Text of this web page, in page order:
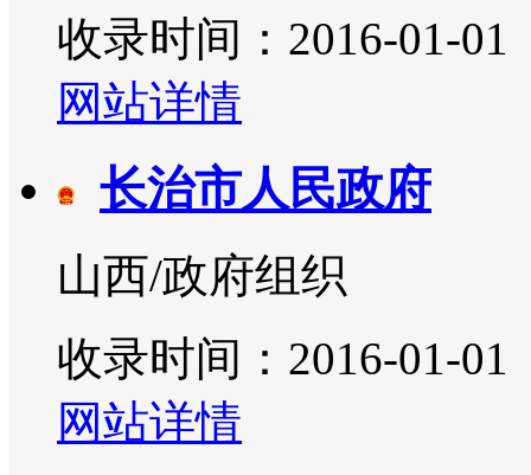
收录时间：2016-01-01
网站详情
长治市人民政府
山西/政府组织
收录时间：2016-01-01
网站详情